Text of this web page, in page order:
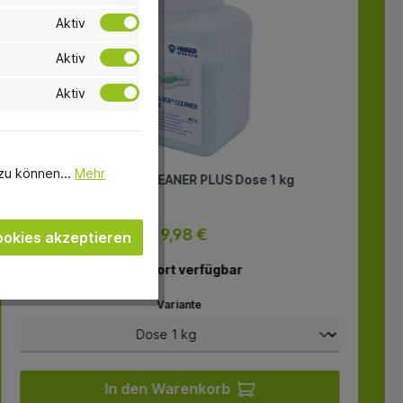
ALGILOCK® CLEANER PLUS Dose 1 kg
19,98 €
sofort verfügbar
Variante
In den Warenkorb
Aktiv
Aktiv
Aktiv
können... Mehr
akzeptieren